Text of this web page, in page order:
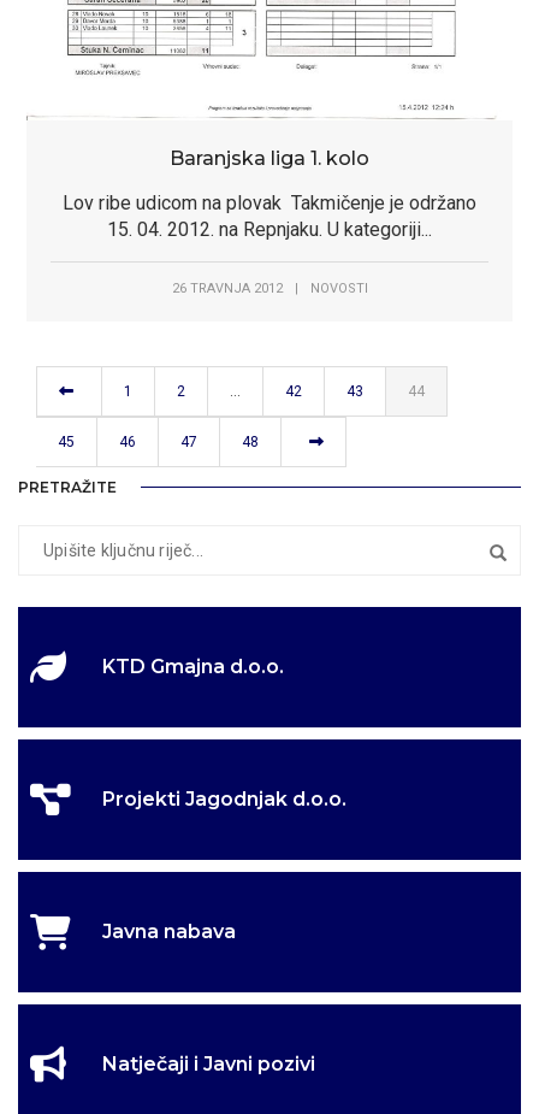
Baranjska liga 1. kolo
Lov ribe udicom na plovak Takmičenje je održano
15. 04. 2012. na Repnjaku. U kategoriji...
26 TRAVNJA 2012 | NOVOSTI
1 2 … 42 43 44
45 46 47 48
PRETRAŽITE
KTD Gmajna d.o.o.
Projekti Jagodnjak d.o.o.
Javna nabava
Natječaji i Javni pozivi